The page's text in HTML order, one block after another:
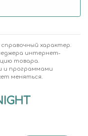
характер.
интернет-
товара.
и программами
меняться.